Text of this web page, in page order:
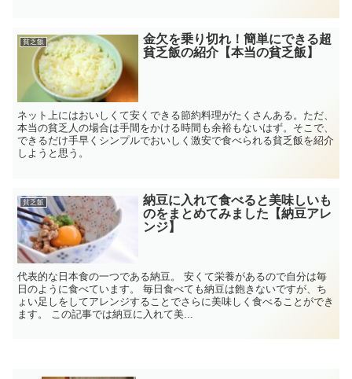
貧乏飯
金欠を乗り切れ！簡単にできる超
貧乏飯の紹介【本当の貧乏飯】
ネット上にはおいしくて安くできる節約料理がたくさんある。ただ、
本当の貧乏人の場合は手間をかける時間も余裕もないはず。そこで、
できるだけ手早くシンプルでおいしく激安で食べられる貧乏飯を紹介
しようと思う。
貧乏飯
納豆に入れて食べると美味しいも
のをまとめてみました【納豆アレ
ンジ】
代表的な日本食の一つである納豆。 安くて栄養があるので自分は毎
日のように食べています。 毎日食べても納豆は飽きないですが、ち
ょい足しをしてアレンジすることでさらに美味しく食べることができ
ます。 この記事では納豆に入れて美...